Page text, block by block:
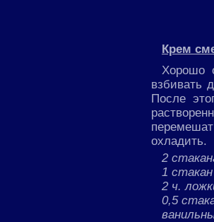
Крем
Хорошо
взбивать
После
охладить.
2
1
2 ч.
0,5